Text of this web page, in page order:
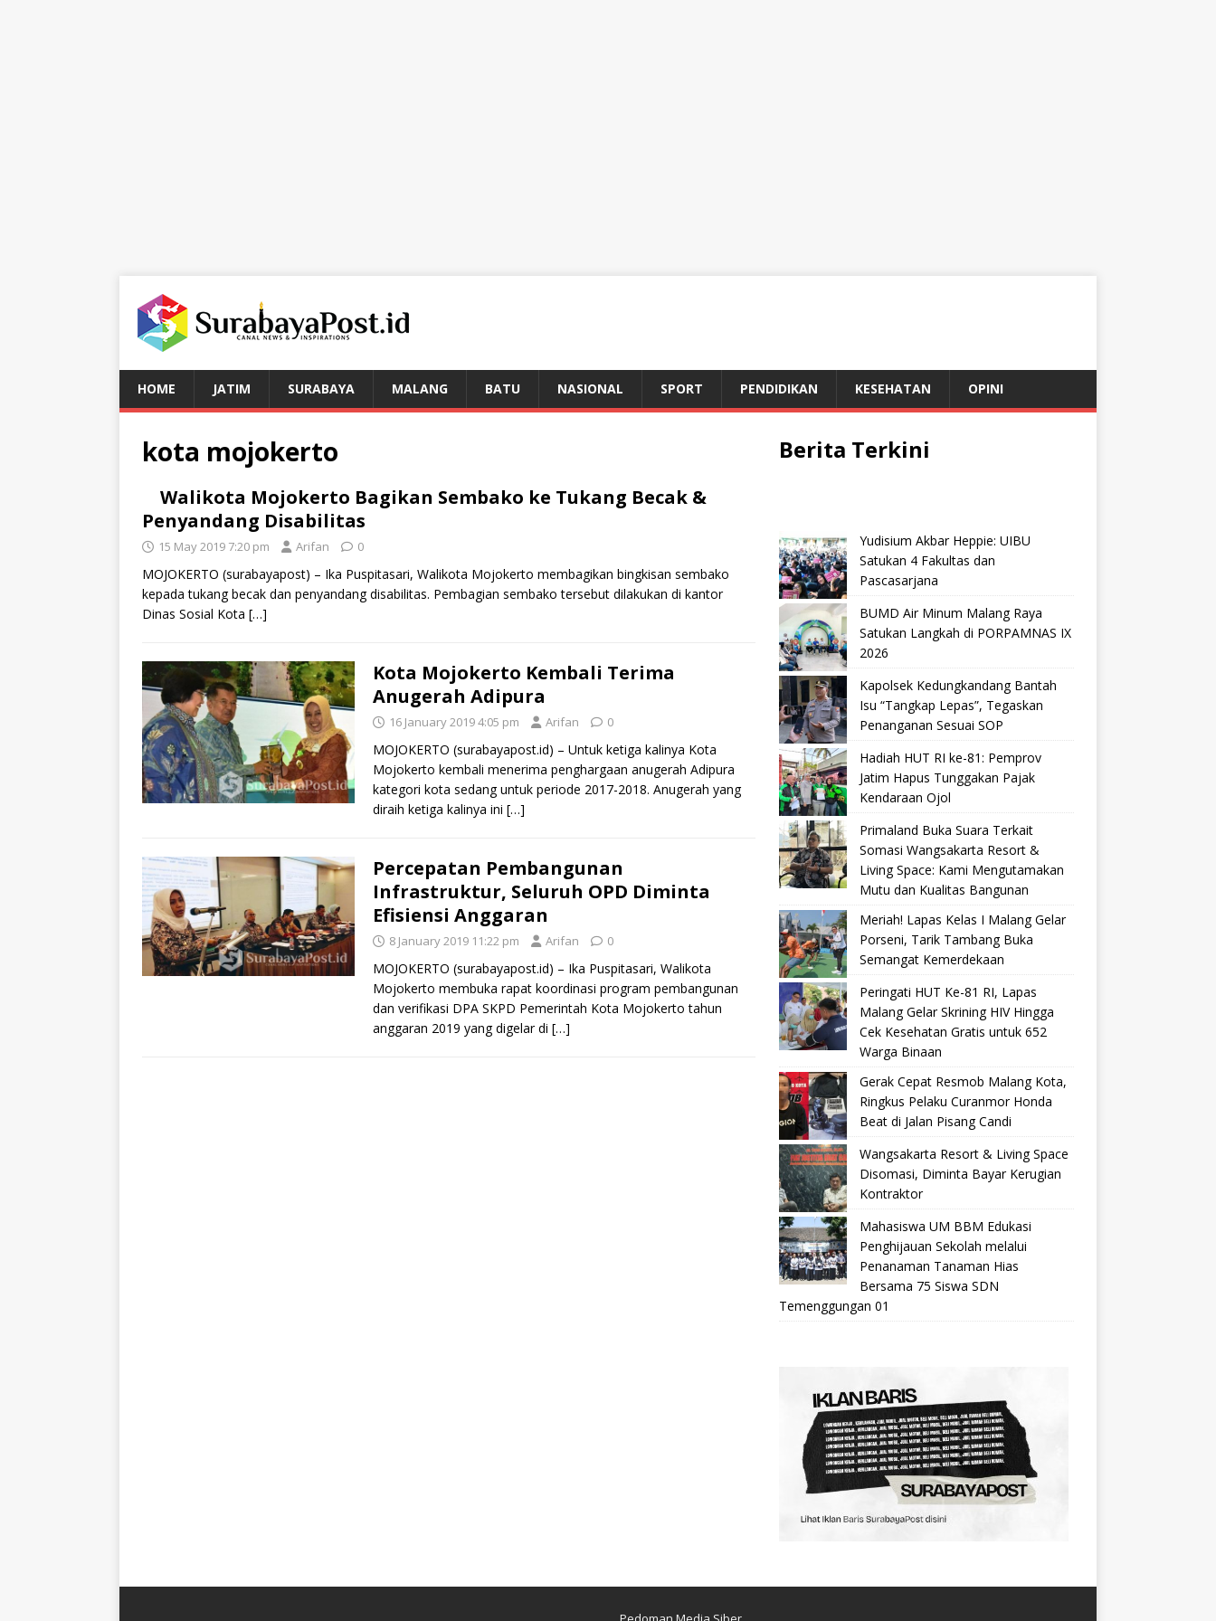
HOME JATIM SURABAYA MALANG BATU NASIONAL SPORT PENDIDIKAN KESEHATAN OPINI
kota mojokerto
Walikota Mojokerto Bagikan Sembako ke Tukang Becak &
Penyandang Disabilitas
15 May 2019 7:20 pm Arifan 0
MOJOKERTO (surabayapost) – Ika Puspitasari, Walikota Mojokerto membagikan bingkisan sembako
kepada tukang becak dan penyandang disabilitas. Pembagian sembako tersebut dilakukan di kantor
Dinas Sosial Kota […]
Kota Mojokerto Kembali Terima
Anugerah Adipura
16 January 2019 4:05 pm Arifan 0
MOJOKERTO (surabayapost.id) – Untuk ketiga kalinya Kota
Mojokerto kembali menerima penghargaan anugerah Adipura
kategori kota sedang untuk periode 2017-2018. Anugerah yang
diraih ketiga kalinya ini […]
Percepatan Pembangunan
Infrastruktur, Seluruh OPD Diminta
Efisiensi Anggaran
8 January 2019 11:22 pm Arifan 0
MOJOKERTO (surabayapost.id) – Ika Puspitasari, Walikota
Mojokerto membuka rapat koordinasi program pembangunan
dan verifikasi DPA SKPD Pemerintah Kota Mojokerto tahun
anggaran 2019 yang digelar di […]
Berita Terkini
Yudisium Akbar Heppie: UIBU
Satukan 4 Fakultas dan
Pascasarjana
BUMD Air Minum Malang Raya
Satukan Langkah di PORPAMNAS IX
2026
Kapolsek Kedungkandang Bantah
Isu “Tangkap Lepas”, Tegaskan
Penanganan Sesuai SOP
Hadiah HUT RI ke-81: Pemprov
Jatim Hapus Tunggakan Pajak
Kendaraan Ojol
Primaland Buka Suara Terkait
Somasi Wangsakarta Resort &
Living Space: Kami Mengutamakan
Mutu dan Kualitas Bangunan
Meriah! Lapas Kelas I Malang Gelar
Porseni, Tarik Tambang Buka
Semangat Kemerdekaan
Peringati HUT Ke-81 RI, Lapas
Malang Gelar Skrining HIV Hingga
Cek Kesehatan Gratis untuk 652
Warga Binaan
Gerak Cepat Resmob Malang Kota,
Ringkus Pelaku Curanmor Honda
Beat di Jalan Pisang Candi
Wangsakarta Resort & Living Space
Disomasi, Diminta Bayar Kerugian
Kontraktor
Mahasiswa UM BBM Edukasi
Penghijauan Sekolah melalui
Penanaman Tanaman Hias
Bersama 75 Siswa SDN
Temenggungan 01